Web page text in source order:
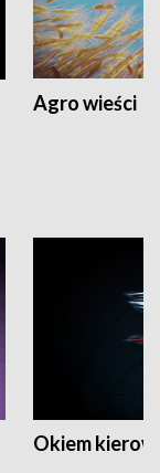
Agro wieści
Okiem